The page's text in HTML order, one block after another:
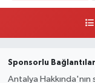
Sponsorlu Bağlantılar
Antalya Hakkında'nın